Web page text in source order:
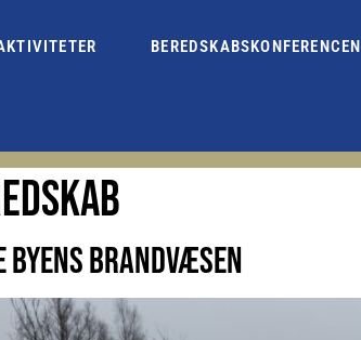
BEREDSKABSKONFERENCEN
BRANDVÆSEN